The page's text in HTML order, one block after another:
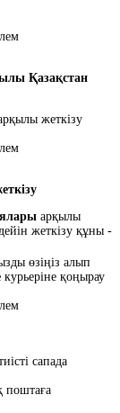
Қазақстан
жеткізу
арқылы
жеткізу құны -
өзіңіз алып
курьеріне қоңырау
сапада
поштаға